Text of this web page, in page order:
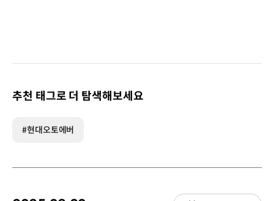
추천 태그로 더 탐색해보세요
#현대오토에버